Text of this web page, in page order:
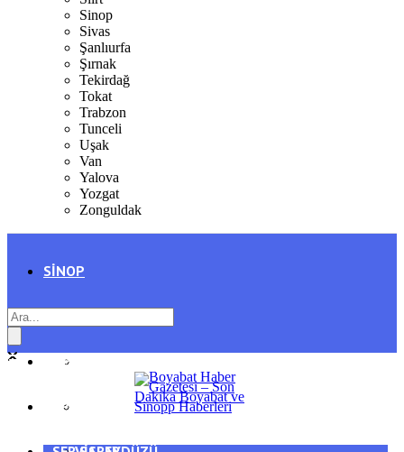
Sinop
Sivas
Şanlıurfa
Şırnak
Tekirdağ
Tokat
Trabzon
Tunceli
Uşak
Van
Yalova
Yozgat
Zonguldak
SINOP
AYANCIK
GENEL
SPOR